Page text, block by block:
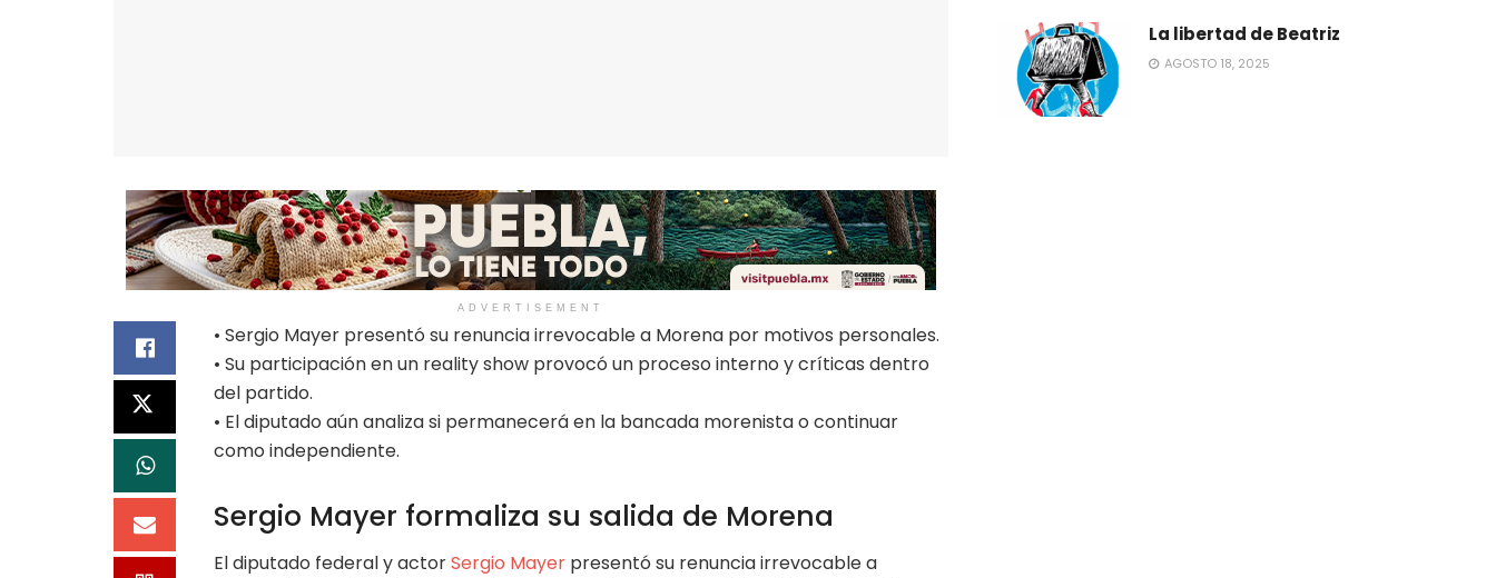
ADVERTISEMENT
• Sergio Mayer presentó su renuncia irrevocable a Morena por motivos personales.
• Su participación en un reality show provocó un proceso interno y críticas dentro
del partido.
• El diputado aún analiza si permanecerá en la bancada morenista o continuar
como independiente.
Sergio Mayer formaliza su salida de Morena
El diputado federal y actorSergio Mayer presentó su renuncia irrevocable a
La libertad de Beatriz
AGOSTO 18, 2025